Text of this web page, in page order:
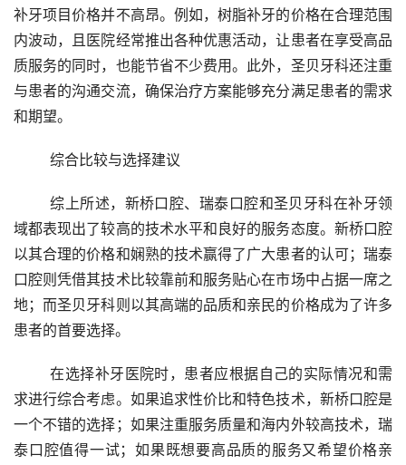
补牙项目价格并不高昂。例如，树脂补牙的价格在合理范围
内波动，且医院经常推出各种优惠活动，让患者在享受高品
质服务的同时，也能节省不少费用。此外，圣贝牙科还注重
与患者的沟通交流，确保治疗方案能够充分满足患者的需求
和期望。
	综合比较与选择建议
	综上所述，新桥口腔、瑞泰口腔和圣贝牙科在补牙领
域都表现出了较高的技术水平和良好的服务态度。新桥口腔
以其合理的价格和娴熟的技术赢得了广大患者的认可；瑞泰
口腔则凭借其技术比较靠前和服务贴心在市场中占据一席之
地；而圣贝牙科则以其高端的品质和亲民的价格成为了许多
患者的首要选择。
	在选择补牙医院时，患者应根据自己的实际情况和需
求进行综合考虑。如果追求性价比和特色技术，新桥口腔是
一个不错的选择；如果注重服务质量和海内外较高技术，瑞
泰口腔值得一试；如果既想要高品质的服务又希望价格亲